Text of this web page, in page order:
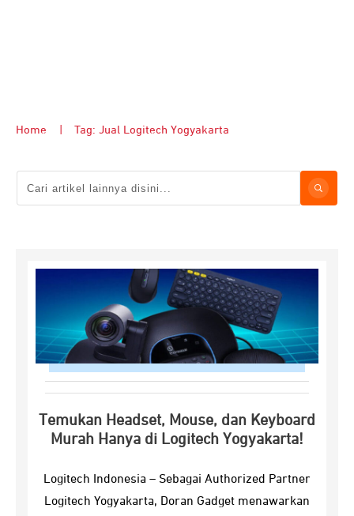
Home Tag: Jual Logitech Yogyakarta
Temukan Headset, Mouse, dan Keyboard
Murah Hanya di Logitech Yogyakarta!
Logitech Indonesia – Sebagai Authorized Partner
Logitech Yogyakarta, Doran Gadget menawarkan